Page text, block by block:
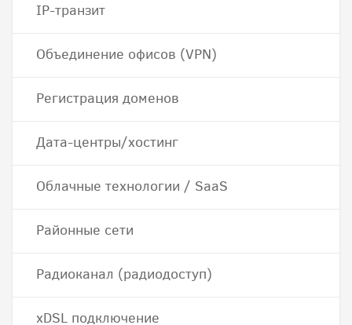
IP-транзит
Объединение офисов (VPN)
Регистрация доменов
Дата-центры/хостинг
Облачные технологии / SaaS
Районные сети
Радиоканал (радиодоступ)
хDSL подключение